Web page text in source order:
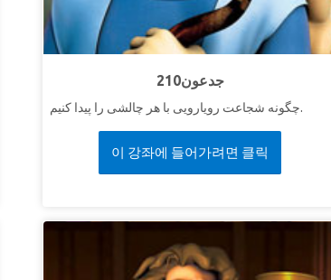
210جدعون
چگونه شجاعت رویارویی با هر چالشی را پیدا کنیم.
이 강좌에 들어가려면 클릭